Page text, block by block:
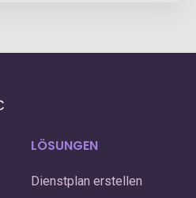
LÖSUNGEN
Dienstplan erstellen